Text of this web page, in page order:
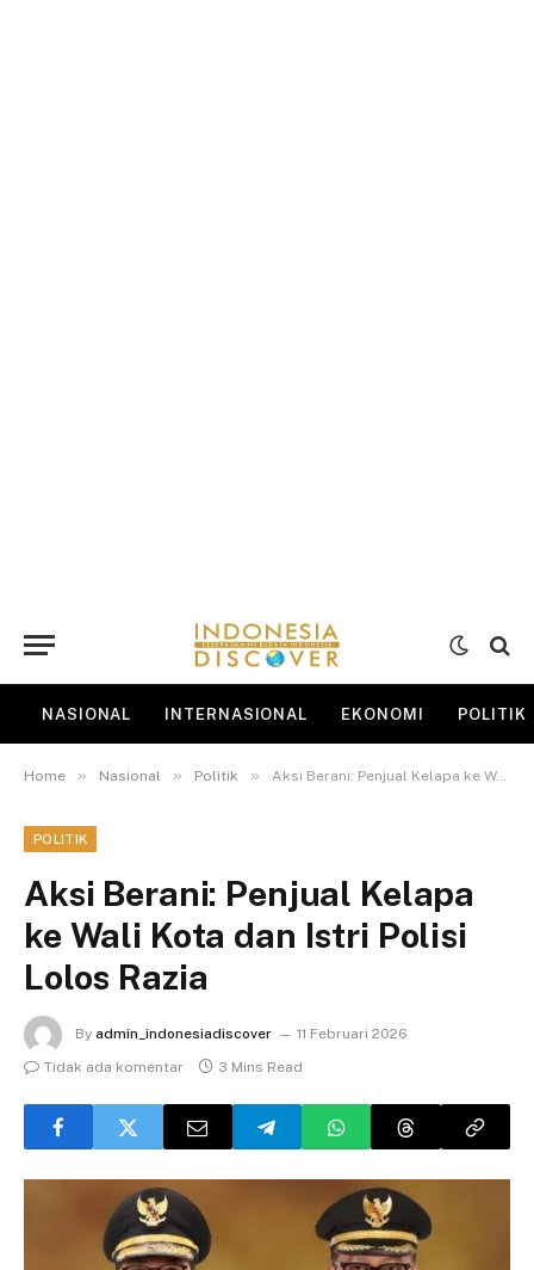
NASIONAL INTERNASIONAL EKONOMI POLITIK
Home » Nasional » Politik » Aksi Berani: Penjual Kelapa ke Wali Kota dan Istri Polisi Lolos Razia
POLITIK
Aksi Berani: Penjual Kelapa
ke Wali Kota dan Istri Polisi
Lolos Razia
By admin_indonesiadiscover
11 Februari 2026
Tidak ada komentar
3 Mins Read